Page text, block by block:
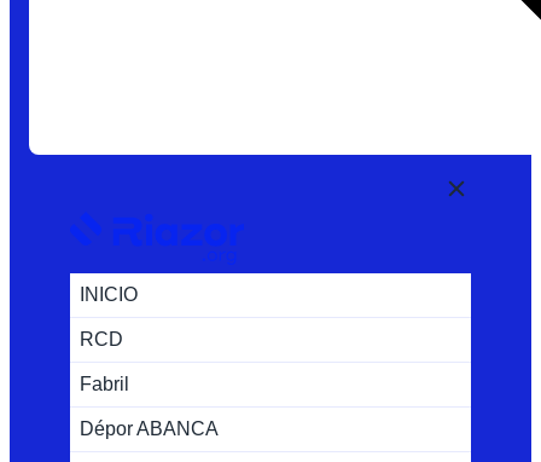
INICIO
RCD
Fabril
Dépor ABANCA